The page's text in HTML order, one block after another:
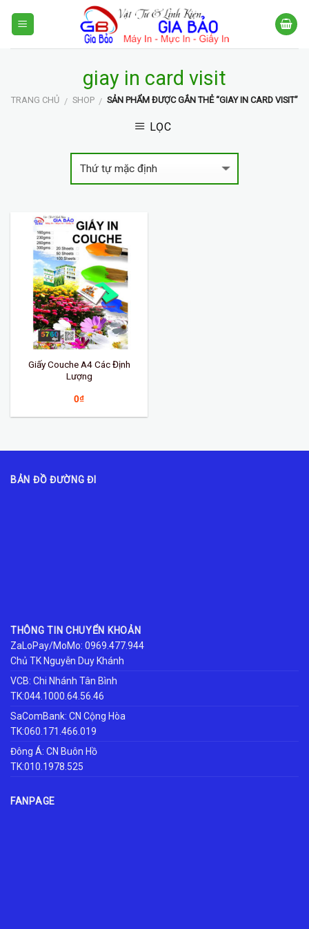
giay in card visit
TRANG CHỦ / SHOP / SẢN PHẨM ĐƯỢC GẮN THẺ “GIAY IN CARD VISIT”
LỌC
Giấy Couche A4 Các Định
Lượng
0₫
BẢN ĐỒ ĐƯỜNG ĐI
THÔNG TIN CHUYỂN KHOẢN
ZaLoPay/MoMo: 0969.477.944
Chủ TK Nguyễn Duy Khánh
VCB: Chi Nhánh Tân Bình
TK:044.1000.64.56.46
SaComBank: CN Cộng Hòa
TK:060.171.466.019
Đông Á: CN Buôn Hồ
TK:010.1978.525
FANPAGE